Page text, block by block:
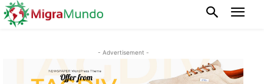
- Advertisement -